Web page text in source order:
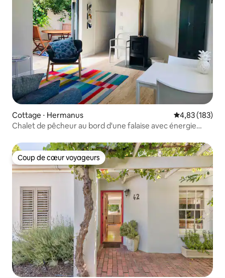
Cottage ⋅ Hermanus Évaluation
4,83 (183)
Chalet de pêcheur au bord d'une falaise avec énergie
Coup de cœur voyageurs
Coup de cœur voyageurs